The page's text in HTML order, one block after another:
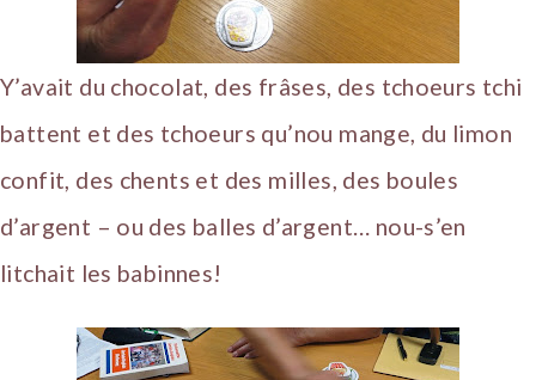
Y’avait du chocolat, des frâses, des tchoeurs tchi
battent et des tchoeurs qu’nou mange, du limon
confit, des chents et des milles, des boules
d’argent – ou des balles d’argent… nou-s’en
litchait les babinnes!